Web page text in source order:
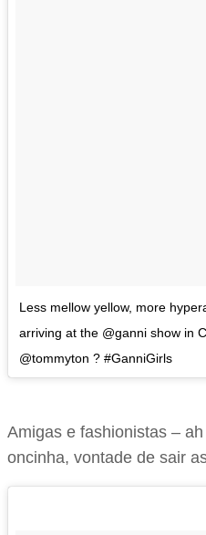
Less mellow yellow, more
arriving at the @ganni show in
@tommyton ? #GanniGirls
Amigas e fashionistas –
oncinha, vontade de sair